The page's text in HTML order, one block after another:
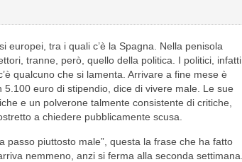
europei, tra i quali c’è la Spagna. Nella penisola
tranne, però, quello della politica. I politici, infatti,
qualcuno che si lamenta. Arrivare a fine mese è
euro di stipendio, dice di vivere male. Le sue
e un polverone talmente consistente di critiche,
a chiedere pubblicamente scusa.
passo piuttosto male”, questa la frase che ha fatto
nemmeno, anzi si ferma alla seconda settimana.